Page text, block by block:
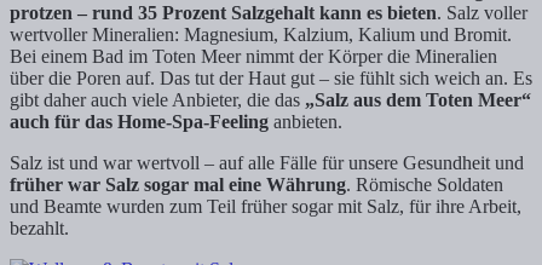
protzen – rund 35 Prozent Salzgehalt kann es bieten. Salz voller
wertvoller Mineralien: Magnesium, Kalzium, Kalium und Bromit.
Bei einem Bad im Toten Meer nimmt der Körper die Mineralien
über die Poren auf. Das tut der Haut gut – sie fühlt sich weich an. Es
gibt daher auch viele Anbieter, die das „Salz aus dem Toten Meer“
auch für das Home-Spa-Feeling anbieten.
Salz ist und war wertvoll – auf alle Fälle für unsere Gesundheit und
früher war Salz sogar mal eine Währung. Römische Soldaten
und Beamte wurden zum Teil früher sogar mit Salz, für ihre Arbeit,
bezahlt.